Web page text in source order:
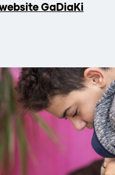
GaDiaKi